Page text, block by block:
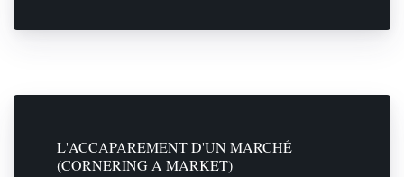
L'ACCAPAREMENT D'UN MARCHÉ
(CORNERING A MARKET)